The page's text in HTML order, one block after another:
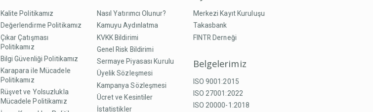
Kalite Politikamız
Değerlendirme Politikamız
Çıkar Çatışması
Politikamız
Bilgi Güvenliği Politikamız
Karapara ile Mücadele
Politikamız
Rüşvet ve Yolsuzlukla
Mücadele Politikamız
Nasıl Yatırımcı Olunur?
Kamuyu Aydınlatma
KVKK Bildirimi
Genel Risk Bildirimi
Sermaye Piyasası Kurulu
Üyelik Sözleşmesi
Kampanya Sözleşmesi
Ücret ve Kesintiler
İstatistikler
Merkezi Kayıt Kuruluşu
Takasbank
FINTR Derneği
Belgelerimiz
ISO 9001:2015
ISO 27001:2022
ISO 20000-1:2018